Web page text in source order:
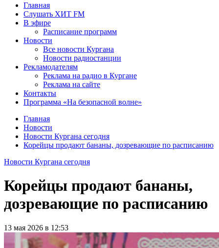
Главная
Слушать ХИТ FM
В эфире
Расписание программ
Новости
Все новости Кургана
Новости радиостанции
Рекламодателям
Реклама на радио в Кургане
Реклама на сайте
Контакты
Программа «На безопасной волне»
Главная
Новости
Новости Кургана сегодня
Корейцы продают бананы, дозревающие по расписанию
Новости Кургана сегодня
Корейцы продают бананы,
дозревающие по расписанию
13 мая 2026 в 12:53